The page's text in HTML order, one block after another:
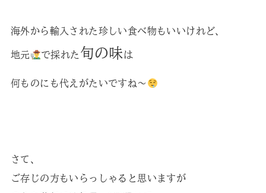
海外から輸入された珍しい食べ物もいいけれど、
地元 で採れた 旬の味は
何ものにも代えがたいですね～
さて、
ご存じの方もいらっしゃると思いますが